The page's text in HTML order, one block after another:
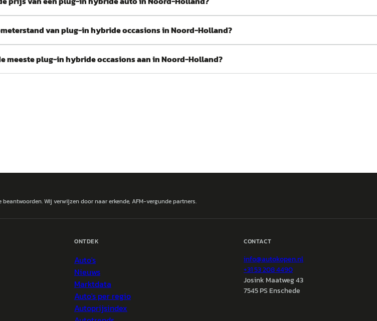
van plug-in hybride occasions in Noord-Holland?
meeste plug-in hybride occasions aan in Noord-Holland?
Wij verwijzen door naar erkende, AFM-vergunde partners.
ONTDEK
Auto's
Nieuws
Marktdata
Auto's per regio
Autoprijsindex
CONTACT
info@autokopen.nl
+31 53 208 4490
Josink Maatweg 43
7545 PS Enschede